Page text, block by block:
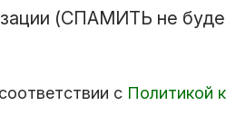
(СПАМИТЬ не
с Политикой